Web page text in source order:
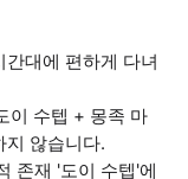
대에 편하게 다녀
이 수텝 + 몽족 마
지 않습니다.
존재 '도이 수텝'에